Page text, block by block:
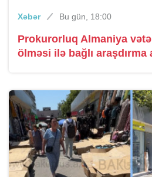
Xəbər Bu gün, 18:00
Prokurorluq Almaniya
ölməsi ilə bağlı araşdırma